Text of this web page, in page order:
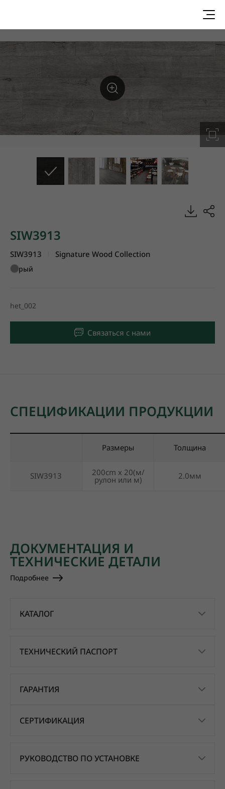
SIW3913, Signature Wood, Heterogeneous Sheet, HFLOR
SIW3913
SIW3913 Signature Wood Collection
Серый
het_002
Связаться с нами
СПЕЦИФИКАЦИИ ПРОДУКЦИИ
Размеры Толщина
SIW3913 200cm x 20(м/
рулон или м) 2.0мм
ДОКУМЕНТАЦИЯ И
ТЕХНИЧЕСКИЕ ДЕТАЛИ
Подробнее
КАТАЛОГ
ТЕХНИЧЕСКИЙ ПАСПОРТ
ГАРАНТИЯ
СЕРТИФИКАЦИЯ
РУКОВОДСТВО ПО УСТАНОВКЕ